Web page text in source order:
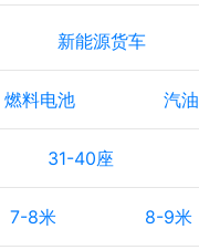
新能源货车
燃料电池 汽油
31-40座
7-8米 8-9米